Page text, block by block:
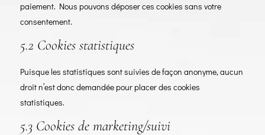
paiement. Nous pouvons déposer ces cookies sans votre
consentement.
5.2 Cookies statistiques
Puisque les statistiques sont suivies de façon anonyme, aucun
droit n’est donc demandée pour placer des cookies
statistiques.
5.3 Cookies de marketing/suivi